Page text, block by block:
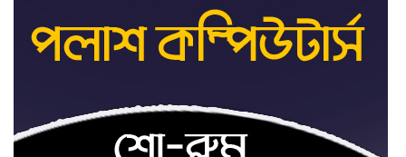
৯
তাড়াইলে রাউতি মানবসেবা ফাউন্ডেশনের
আয়োজনে কাফন-দাফন বিষয়ক বিশেষ
প্রশিক্ষণ কর্মশালা